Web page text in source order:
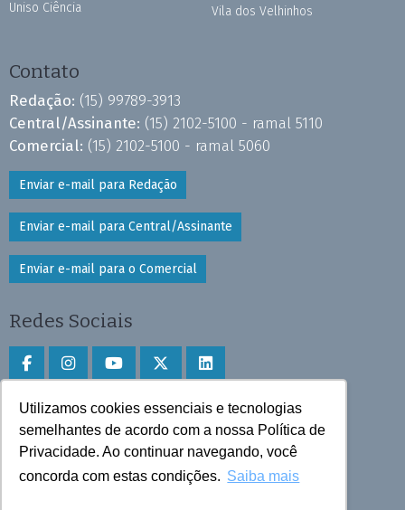
Utilizamos cookies essenciais e tecnologias
semelhantes de acordo com a nossa Política de
Privacidade. Ao continuar navegando, você
concorda com estas condições. Saiba mais
Uniso Ciência
Vila dos Velhinhos
Contato
Redação: (15) 99789-3913
Central/Assinante: (15) 2102-5100 - ramal 5110
Comercial: (15) 2102-5100 - ramal 5060
Enviar e-mail para Redação
Enviar e-mail para Central/Assinante
Enviar e-mail para o Comercial
Redes Sociais
Faça download do aplicativo
Play Store e App Store